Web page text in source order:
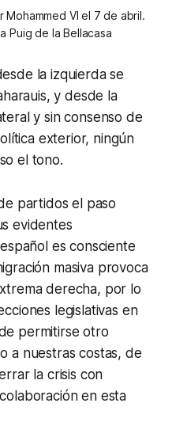
VI el 7 de abril.
Puig de la Bellacasa
la izquierda se
y desde la
y sin consenso de
exterior, ningún
el tono.
partidos el paso
evidentes
es consciente
masiva provoca
derecha, por lo
legislativas en
permitirse otro
a nuestras costas, de
la crisis con
en esta